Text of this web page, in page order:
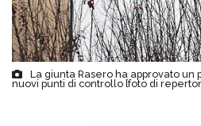
La giunta Rasero ha approvato un
nuovi punti di controllo [foto di